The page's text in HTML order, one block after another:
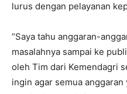
lurus dengan pelayanan
“Saya tahu anggaran-
masalahnya sampai ke
oleh Tim dari Kemendagri
ingin agar semua